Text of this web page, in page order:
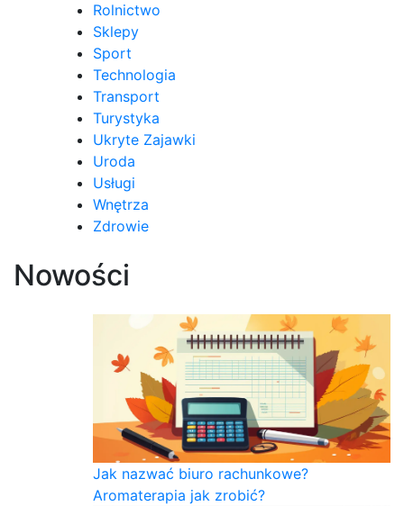
Rolnictwo
Sklepy
Sport
Technologia
Transport
Turystyka
Ukryte Zajawki
Uroda
Usługi
Wnętrza
Zdrowie
Nowości
Jak nazwać biuro rachunkowe?
Aromaterapia jak zrobić?